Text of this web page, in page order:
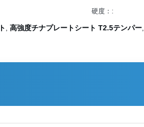
硬度：:
, 高強度チナプレートシート T2.5テンパー,